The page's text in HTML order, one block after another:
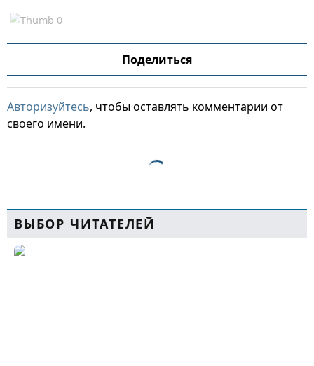
Поделиться
Авторизуйтесь, чтобы оставлять комментарии от
своего имени.
ВЫБОР ЧИТАТЕЛЕЙ